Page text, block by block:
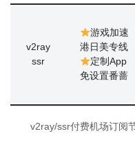
v2ray
ssr
游戏加速
港日美专线
定制App
免设置番蔷
v2ray/ssr付费机场订阅